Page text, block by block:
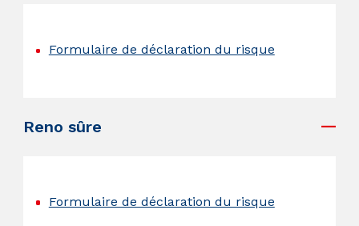
Formulaire de déclaration du risque
Reno sûre
Formulaire de déclaration du risque